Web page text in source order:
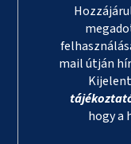
mail útján
hogy a